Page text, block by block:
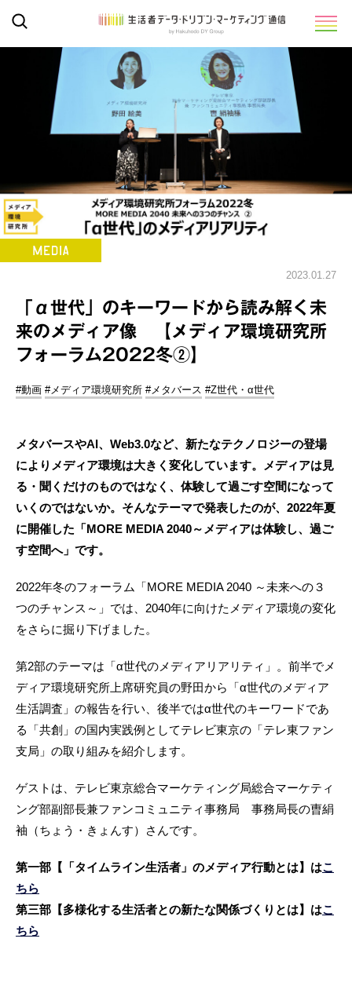
2023.01.27
「α世代」のキーワードから読み解く未
来のメディア像 【メディア環境研究所
フォーラム2022冬②】
#動画 #メディア環境研究所 #メタバース #Z世代・α世代
メタバースやAI、Web3.0など、新たなテクノロジーの登場
によりメディア環境は大きく変化しています。メディアは見
る・聞くだけのものではなく、体験して過ごす空間になって
いくのではないか。そんなテーマで発表したのが、2022年夏
に開催した「MORE MEDIA 2040～メディアは体験し、過ご
す空間へ」です。
2022年冬のフォーラム「MORE MEDIA 2040 ～未来への３
つのチャンス～」では、2040年に向けたメディア環境の変化
をさらに掘り下げました。
第2部のテーマは「α世代のメディアリアリティ」。前半でメ
ディア環境研究所上席研究員の野田から「α世代のメディア
生活調査」の報告を行い、後半ではα世代のキーワードであ
る「共創」の国内実践例としてテレビ東京の「テレ東ファン
支局」の取り組みを紹介します。
ゲストは、テレビ東京総合マーケティング局総合マーケティ
ング部副部長兼ファンコミュニティ事務局 事務局長の曺絹
袖（ちょう・きょんす）さんです。
第一部【「タイムライン生活者」のメディア行動とは】はこ
ちら
第三部【多様化する生活者との新たな関係づくりとは】はこ
ちら